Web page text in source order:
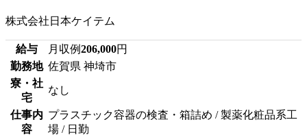
株式会社日本ケイテム
給与 月収例206,000円
勤務地 佐賀県 神埼市
寮・社
宅
なし
仕事内
容
プラスチック容器の検査・箱詰め / 製薬化粧品系工
場 / 日勤